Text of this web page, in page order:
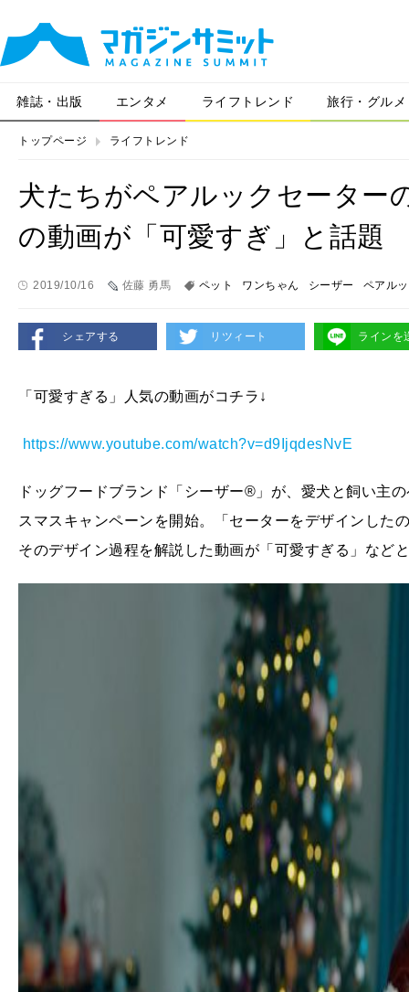
雑誌・出版 エンタメ ライフトレンド 旅行・グルメ
トップページ ライフトレンド
犬たちがペアルックセーター
の動画が「可愛すぎ」と話題
2019/10/16 佐藤 勇馬 ペット ワンちゃん シーザー ペアル
シェアする リツィート ラインを
「可愛すぎる」人気の動画がコチラ↓
https://www.youtube.com/watch?v=d9IjqdesNvE
ドッグフードブランド「シーザー®」が、愛犬と飼い主
スマスキャンペーンを開始。「セーターをデザインした
そのデザイン過程を解説した動画が「可愛すぎる」など